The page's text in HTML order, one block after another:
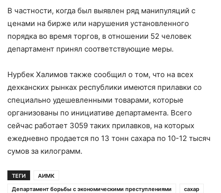
В частности, когда был выявлен ряд манипуляций с
ценами на бирже или нарушения установленного
порядка во время торгов, в отношении 52 человек
департамент принял соответствующие меры.
Нурбек Халимов также сообщил о том, что на всех
дехканских рынках республики имеются прилавки со
специально удешевленными товарами, которые
организованы по инициативе департамента. Всего
сейчас работает 3059 таких прилавков, на которых
ежедневно продается по 13 тонн сахара по 10-12 тысяч
сумов за килограмм.
ТЕГИ
АИМК
Департамент борьбы с экономическими преступлениями
сахар